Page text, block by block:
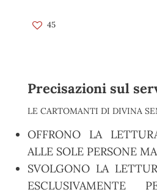
45
Precisazioni sul
LE CARTOMANTI DI DIVINA
OFFRONO LA
ALLE SOLE PERSONE
SVOLGONO LA
ESCLUSIVAMENTE